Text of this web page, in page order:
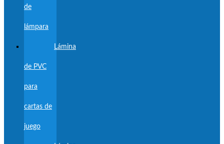
de
lámpara
Lámina
de PVC
para
cartas de
juego